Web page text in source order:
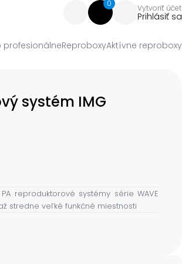
0 Vytvoriť účet
Prihlásiť sa
profesionálneReproboxyAktívne reproboxy
systém IMG
reproduktorové systémy série WAVE
stredne veľké funkčné miestnosti